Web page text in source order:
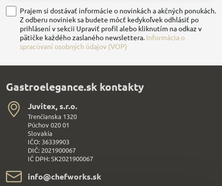
Prajem si dostávať informácie o novinkách a akčných ponukách.
Z odberu noviniek sa budete môcť kedykoľvek odhlásiť po
prihlásení v sekcii Upraviť profil alebo kliknutím na odkaz v
pätičke každého zaslaného newslettera. Informácia o
spracúvaní osobných údajov (VOP)
Gastroelegance.sk kontakty
Juvitex, s​.r​.o​.
Trenčianska 1320
Púchov 020 01
Slovakia
IČO: 36339903
DIČ: 2021900067
IČ DPH: SK2021900067
info​@chefworks​.sk